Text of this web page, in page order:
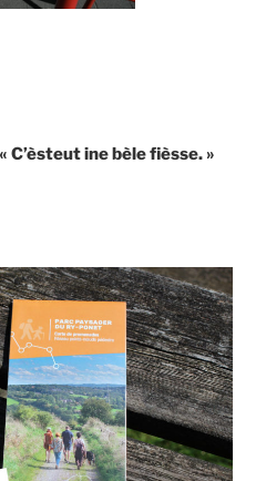
C’èsteut ine bèle fièsse. »